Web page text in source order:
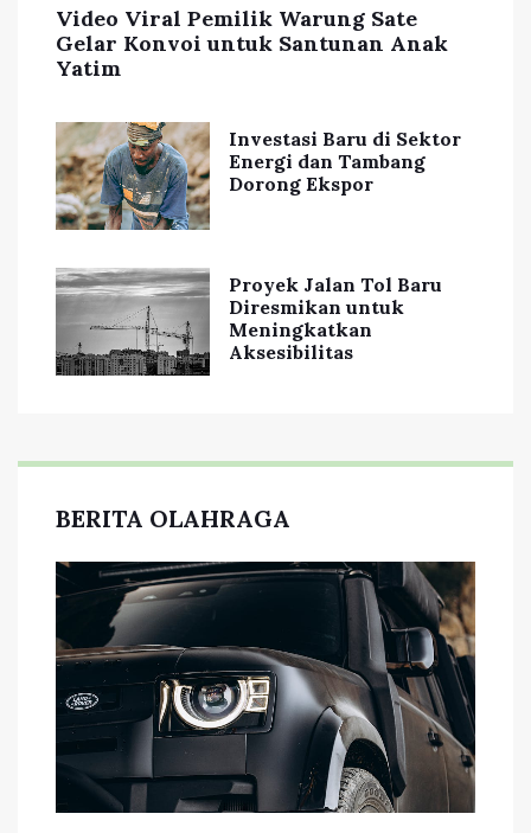
Video Viral Pemilik Warung Sate
Gelar Konvoi untuk Santunan Anak
Yatim
Investasi Baru di Sektor
Energi dan Tambang
Dorong Ekspor
Proyek Jalan Tol Baru
Diresmikan untuk
Meningkatkan
Aksesibilitas
BERITA OLAHRAGA